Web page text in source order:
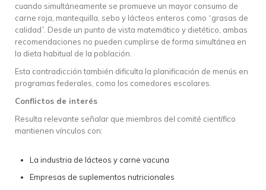
cuando simultáneamente se promueve un mayor consumo de
carne roja, mantequilla, sebo y lácteos enteros como “grasas de
calidad”. Desde un punto de vista matemático y dietético, ambas
recomendaciones no pueden cumplirse de forma simultánea en
la dieta habitual de la población.
Esta contradicción también dificulta la planificación de menús en
programas federales, como los comedores escolares.
Conflictos de interés
Resulta relevante señalar que miembros del comité científico
mantienen vínculos con:
La industria de lácteos y carne vacuna
Empresas de suplementos nutricionales